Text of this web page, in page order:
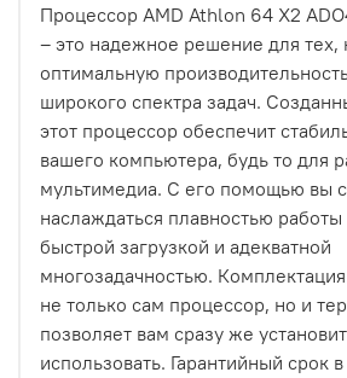
Процессор AMD Athlon 64 X2
– это надежное решение для тех,
оптимальную
широкого спектра задач.
этот процессор обеспечит
вашего компьютера, будь то для
мультимедиа. С его помощью вы
наслаждаться плавностью
быстрой загрузкой и адекватной
многозадачностью.
не только сам процессор, но и
позволяет вам сразу же
использовать. Гарантийный срок